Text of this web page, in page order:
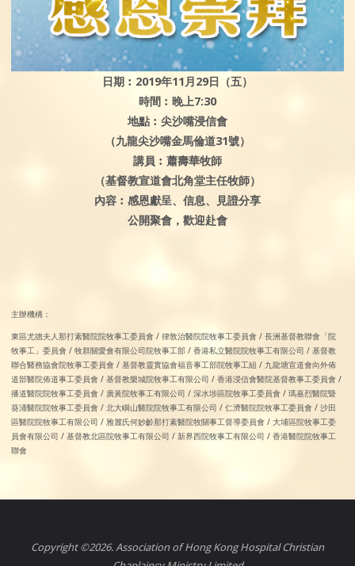
日期︰2019年11月29日（五）
時間︰晚上7:30
地點︰尖沙嘴浸信會
（九龍尖沙嘴金馬倫道31號）
講員︰蕭壽華牧師
（基督教宣道會北角堂主任牧師）
內容︰感恩獻呈、信息、見證分享
公開聚會，歡迎赴會
主辦機構：
東區尤德夫人那打素醫院院牧事工委員會 / 律敦治醫院院牧事工委員會 / 長洲基督教聯會「院
牧事工」委員會 / 牧群關愛會有限公司院牧事工部 / 香港私立醫院院牧事工有限公司 / 基督教
聯合醫務協會院牧事工委員會 / 基督教靈實協會福音事工部院牧事工組 / 九龍塘宣道會向外佈
道部醫院佈道事工委員會 / 基督教樂城院牧事工有限公司 / 香港浸信會醫院基督教事工委員會 /
播道醫院院牧事工委員會 / 廣黃院牧事工有限公司 / 深水埗區院牧事工委員會 / 瑪嘉烈醫院暨
葵涌醫院院牧事工委員會 / 北大嶼山醫院院牧事工有限公司 / 仁濟醫院院牧事工委員會 / 沙田
區醫院院牧事工有限公司 / 雅麗氏何妙齡那打素醫院牧關事工督導委員會 / 大埔區院牧事工委
員會有限公司 / 基督教北區院牧事工有限公司 / 新界西院牧事工有限公司 / 香港醫院院牧事工
聯會
Copyright ©2026. Association of Hong Kong Hospital Christian